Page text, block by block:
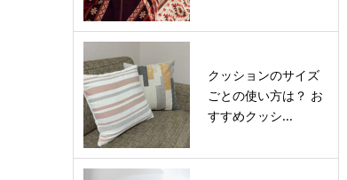
クッションのサイズ
ごとの使い方は？ お
すすめクッシ...